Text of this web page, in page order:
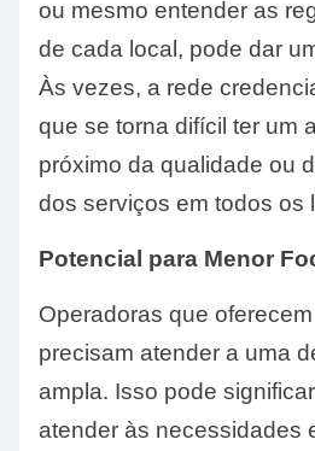
ou mesmo entender as
de cada local, pode dar
Às vezes, a rede
que se torna difícil ter um
próximo da qualidade ou
dos serviços em todos os
Potencial para Menor
Operadoras que
precisam atender a uma
ampla. Isso pode
atender às necessidades